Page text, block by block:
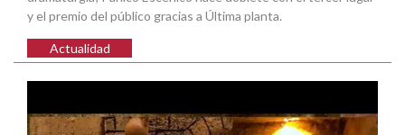
y el premio del público gracias a Última planta.
Actualidad